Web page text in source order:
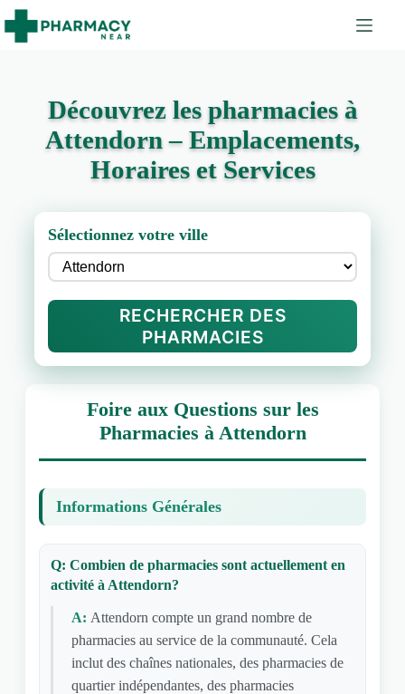
Découvrez les pharmacies à
Attendorn – Emplacements,
Horaires et Services
Sélectionnez votre ville
RECHERCHER DES
PHARMACIES
Foire aux Questions sur les
Pharmacies à Attendorn
Informations Générales
Q: Combien de pharmacies sont actuellement en
activité à Attendorn?
A: Attendorn compte un grand nombre de
pharmacies au service de la communauté. Cela
inclut des chaînes nationales, des pharmacies de
quartier indépendantes, des pharmacies